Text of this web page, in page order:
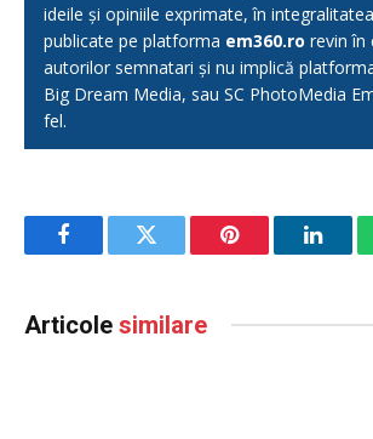
ideile și opiniile exprimate, în
publicate pe platforma em360.ro revin în
autorilor semnatari și nu implică
Big Dream Media, sau SC PhotoMedia
fel.
FacebookTwitter Pinterest
Articole similare